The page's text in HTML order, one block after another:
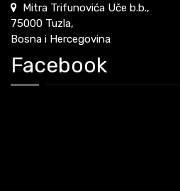
Mitra Trifunovića Uče b.b.,
75000 Tuzla,
Bosna i Hercegovina
Facebook